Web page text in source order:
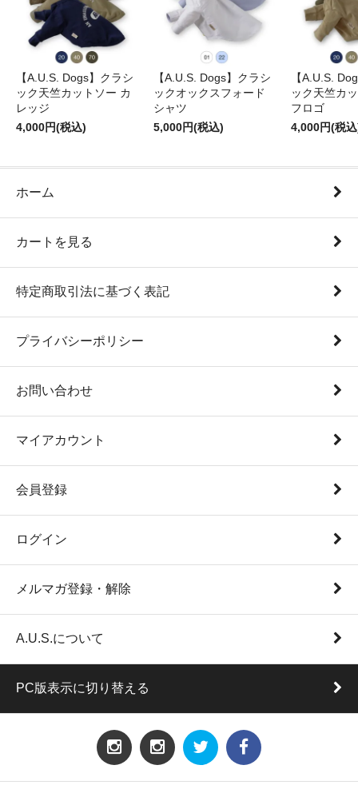
【A.U.S. Dogs】クラシ
ック天竺カットソー カ
レッジ
4,000円(税込)
【A.U.S. Dogs】クラシ
ックオックスフォード
シャツ
5,000円(税込)
【A.U.S.
ック天竺カ
フロゴ
4,000円(税
ホーム
カートを見る
特定商取引法に基づく表記
プライバシーポリシー
お問い合わせ
マイアカウント
会員登録
ログイン
メルマガ登録・解除
A.U.S.について
PC版表示に切り替える